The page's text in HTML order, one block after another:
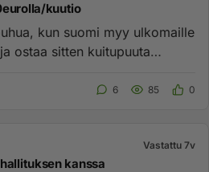
kuutio
kun suomi myy ulkomaille
ostaa sitten kuitupuuta
6 85 0
Vastattu 7v
kanssa